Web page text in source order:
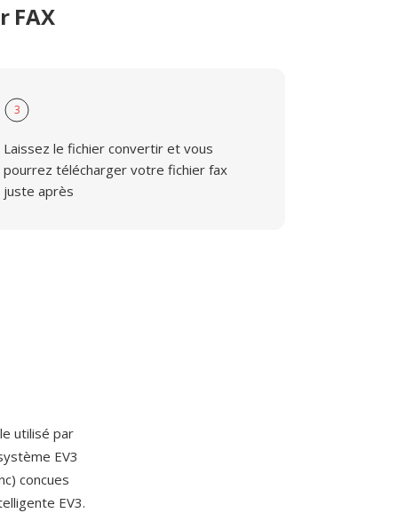
FAX
3
Laissez le fichier convertir et vous
pourrez télécharger votre fichier fax
juste après
utilisé par
EV3
concues
EV3.